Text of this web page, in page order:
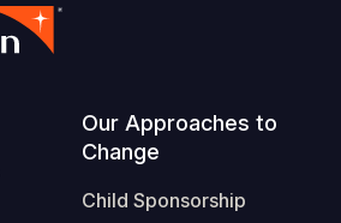
Our Approaches to
Change
Child Sponsorship